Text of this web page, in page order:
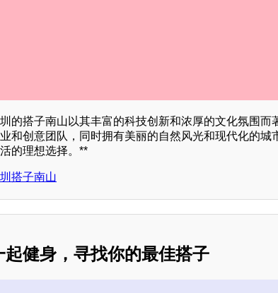
的搭子南山以其丰富的科技创新和浓厚的文化氛围而
和创意团队，同时拥有美丽的自然风光和现代化的城
的理想选择。**
搭子南山
起健身，寻找你的最佳搭子